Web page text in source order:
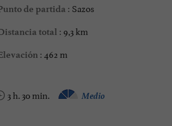
de partida : Sazos
total : 9,3 km
: 462 m
3 h. 30 min. Medio